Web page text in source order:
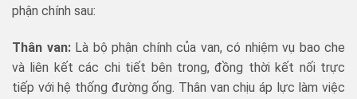
phận chính sau:
Thân van:Là bộ phận chính của van, có nhiệm vụ bao che
và liên kết các chi tiết bên trong, đồng thời kết nối trực
tiếp với hệ thống đường ống. Thân van chịu áp lực làm việc